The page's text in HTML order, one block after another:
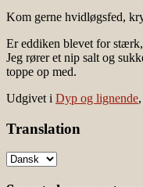
Kom gerne hvidløgsfed,
Er eddiken blevet for
Jeg rører et nip salt og
toppe op med.
Udgivet i Dyp og lignende,
Translation